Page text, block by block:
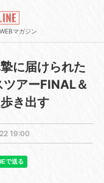
マガジン
に届けられた
アーFINAL＆
き出す
19:00